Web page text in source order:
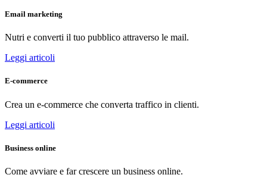
Email marketing
Nutri e converti il tuo pubblico attraverso le mail.
Leggi articoli
E-commerce
Crea un e-commerce che converta traffico in clienti.
Leggi articoli
Business online
Come avviare e far crescere un business online.